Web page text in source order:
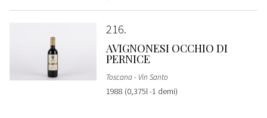
216
AVIGNONESI OCCHIO DI
PERNICE
Toscana - Vin Santo
1988 (0,375l -1 demi)